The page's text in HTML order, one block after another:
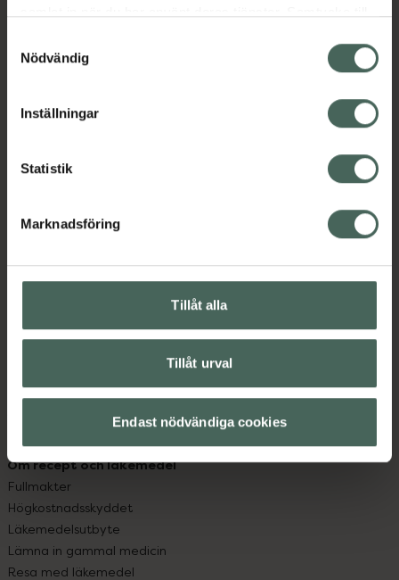
återkalla ditt samtycke via webbplatsens
cookieinställningar. Ett återkallat samtycke påverkar inte
lagligheten av behandling som skett innan återkallelsen.
Nödvändig
Inställningar
Statistik
Marknadsföring
Tillåt alla
Tillåt urval
Endast nödvändiga cookies
Kronans Apotek finns här för dig. Du hittar oss från Skåne i
syd till Lappland i norr, och online i mobilen och på
hjälpa just dig att må lite bättre. Välkommen att prata
Vanliga frågor
Handla tryggt
Sajtens tillgänglighet
Om recept och läkemedel
Fullmakter
Högkostnadsskyddet
Läkemedelsutbyte
Lämna in gammal medicin
Resa med läkemedel